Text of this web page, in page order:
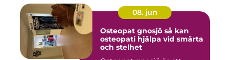
08. jun
Osteopat gnosjö så kan
osteopati hjälpa vid smärta
och stelhet